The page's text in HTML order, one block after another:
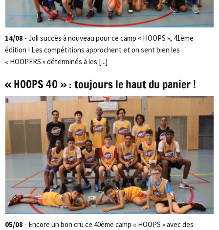
14/08 - Joli succès à nouveau pour ce camp « HOOPS », 41ème
édition ! Les compétitions approchent et on sent bien les
« HOOPERS » déterminés à les [...]
« HOOPS 40 » : toujours le haut du panier !
05/08 - Encore un bon cru ce 40ème camp « HOOPS » avec des